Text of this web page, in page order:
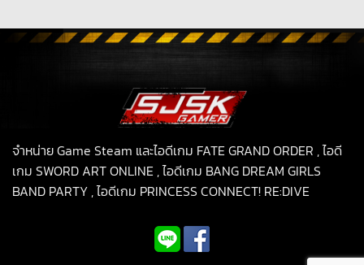
จำหน่าย Game Steam และไอดีเกม FATE GRAND ORDER , ไอดี
เกม SWORD ART ONLINE , ไอดีเกม BANG DREAM GIRLS
BAND PARTY , ไอดีเกม PRINCESS CONNECT! RE:DIVE